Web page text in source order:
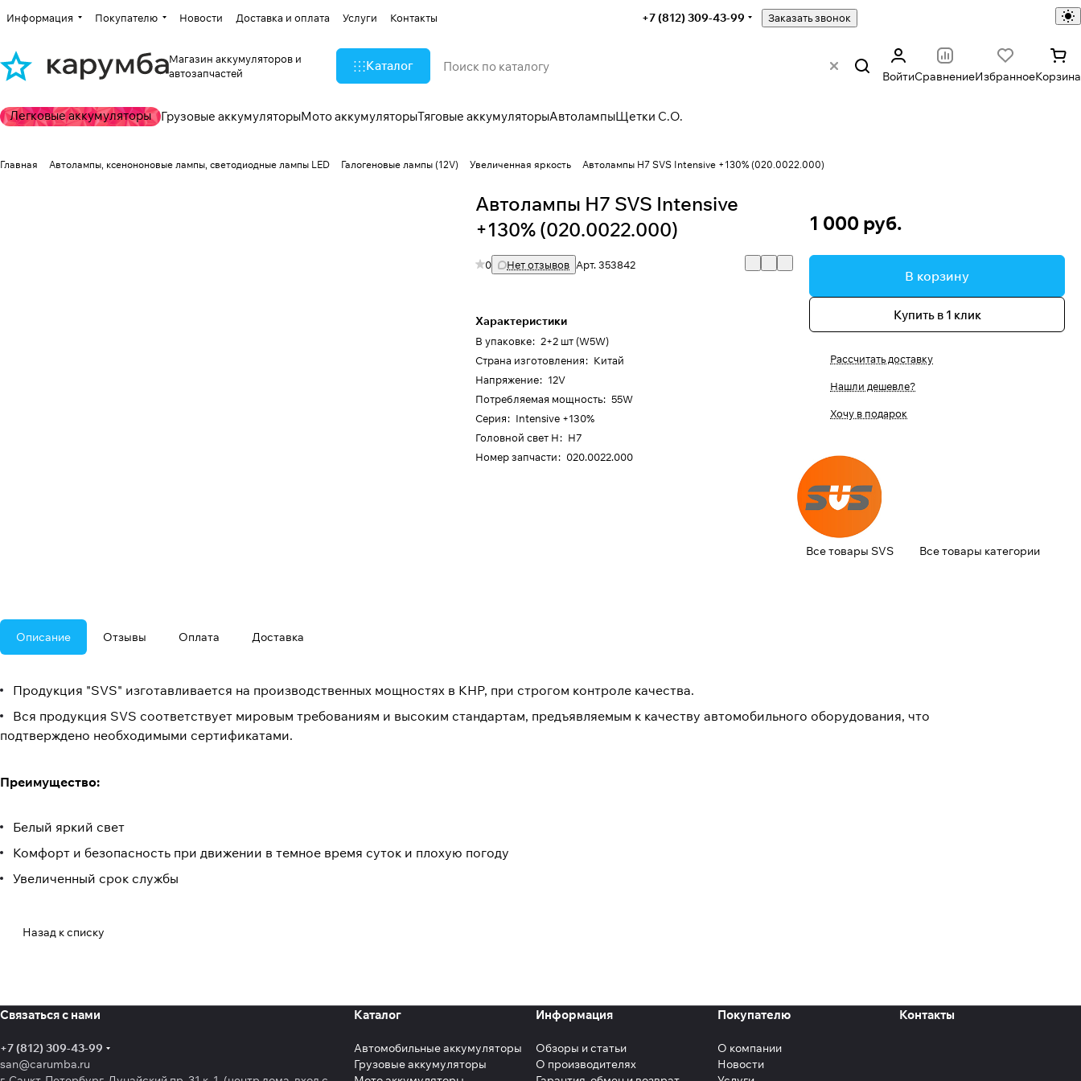
Информация Покупателю Новости Доставка и оплата Услуги Контакты +7 (812) 309-43-99 Заказать звонок
Магазин аккумуляторов и
автозапчастей
Каталог
ВойтиСравнениеИзбранноеКорзина
Легковые аккумуляторы Грузовые аккумуляторыМото аккумуляторыТяговые аккумуляторыАвтолампыЩетки С.О.
Главная Автолампы, ксенононовые лампы, светодиодные лампы LED Галогеновые лампы (12V) Увеличенная яркость Автолампы H7 SVS Intensive +130% (020.0022.000)
Автолампы H7 SVS Intensive
+130% (020.0022.000)
0 Нет отзывов Арт.353842
Характеристики
В упаковке: 2+2 шт (W5W)
Страна изготовления: Китай
Напряжение: 12V
Потребляемая мощность: 55W
Серия: Intensive +130%
Головной свет H: H7
Номер запчасти: 020.0022.000
1 000 руб.
В корзину
Купить в 1 клик
Рассчитать доставку
Нашли дешевле?
Хочу в подарок
Все товары SVS Все товары категории
Описание Отзывы Оплата Доставка
Продукция "SVS" изготавливается на производственных мощностях в КНР, при строгом контроле качества.
Вся продукция SVS соответствует мировым требованиям и высоким стандартам, предъявляемым к качеству автомобильного оборудования, что
подтверждено необходимыми сертификатами.
Преимущество:
Белый яркий свет
Комфорт и безопасность при движении в темное время суток и плохую погоду
Увеличенный срок службы
Назад к списку
Связаться с нами
+7 (812) 309-43-99
san@carumba.ru
Каталог
Автомобильные аккумуляторы
Грузовые аккумуляторы
Информация
Обзоры и статьи
О производителях
Покупателю
О компании
Новости
Контакты